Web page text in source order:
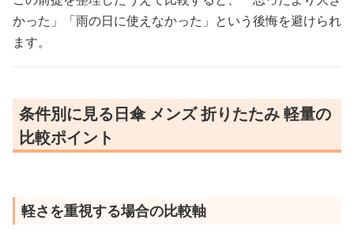
かった」「雨の日に使えなかった」という後悔を避けられ
ます。
条件別に見る日傘 メンズ 折りたたみ 軽量の
比較ポイント
軽さを重視する場合の比較軸